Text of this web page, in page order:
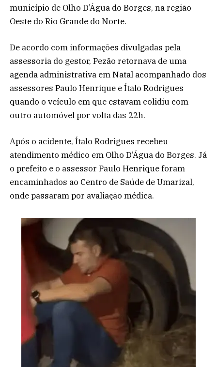
município de Olho D’Água do Borges, na região
Oeste do Rio Grande do Norte.
De acordo com informações divulgadas pela
assessoria do gestor, Pezão retornava de uma
agenda administrativa em Natal acompanhado dos
assessores Paulo Henrique e Ítalo Rodrigues
quando o veículo em que estavam colidiu com
outro automóvel por volta das 22h.
Após o acidente, Ítalo Rodrigues recebeu
atendimento médico em Olho D’Água do Borges. Já
o prefeito e o assessor Paulo Henrique foram
encaminhados ao Centro de Saúde de Umarizal,
onde passaram por avaliação médica.